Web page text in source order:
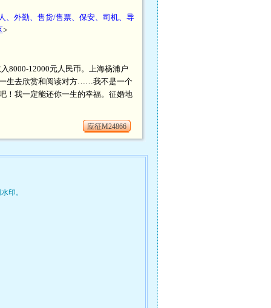
、外勤、售货/售票、保安、司机、导
>
8000-12000元人民币。上海杨浦户
生去欣赏和阅读对方……我不是一个
！我一定能还你一生的幸福。征婚地
应征M24866
印。